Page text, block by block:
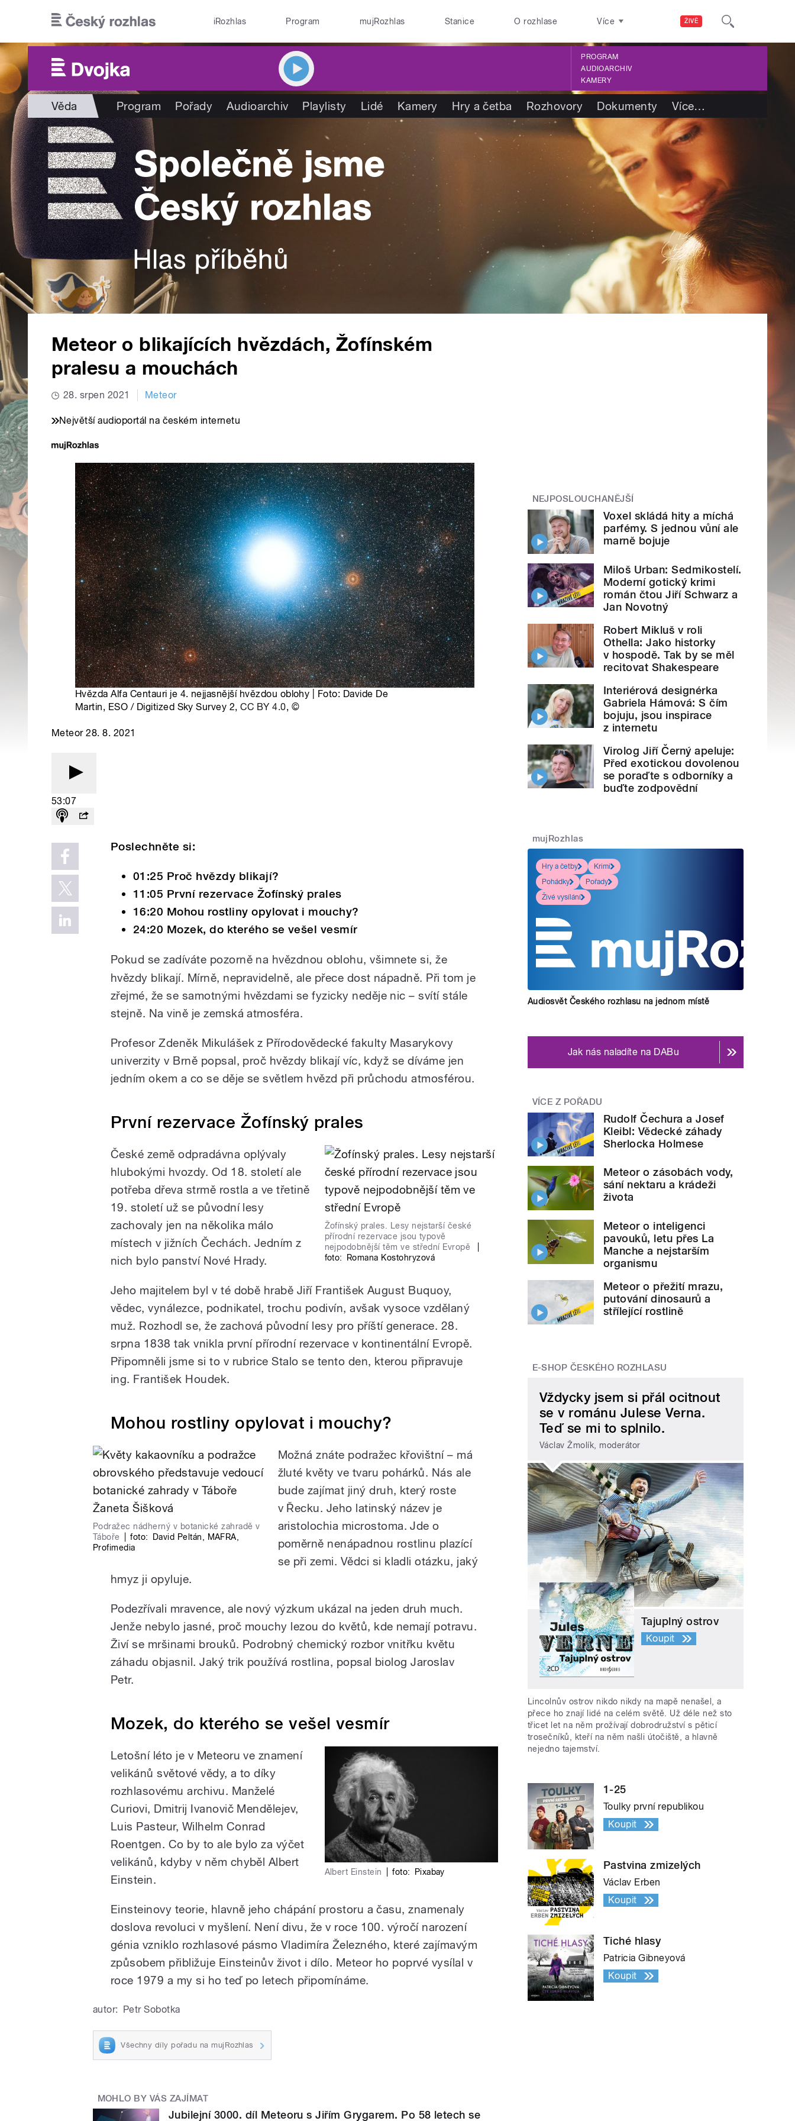
ŽIVĚ
iRozhlas Program mujRozhlas Stanice O rozhlase Více
PROGRAM
AUDIOARCHIV
KAMERY
Věda Program Pořady Audioarchiv Playlisty Lidé Kamery Hry a četba Rozhovory Dokumenty Více…
Meteor o blikajících hvězdách, Žofínském
pralesu a mouchách
28. srpen 2021 Meteor
Největší audioportál na českém internetu
Hvězda Alfa Centauri je 4. nejjasnější hvězdou oblohy | Foto: Davide De
Martin, ESO / Digitized Sky Survey 2,CC BY 4.0, ©
Meteor 28. 8. 2021
53:07
Poslechněte si:
01:25 Proč hvězdy blikají?
11:05 První rezervace Žofínský prales
16:20 Mohou rostliny opylovat i mouchy?
24:20 Mozek, do kterého se vešel vesmír
Pokud se zadíváte pozorně na hvězdnou oblohu, všimnete si, že
hvězdy blikají. Mírně, nepravidelně, ale přece dost nápadně. Při tom je
zřejmé, že se samotnými hvězdami se fyzicky neděje nic – svítí stále
stejně. Na vině je zemská atmosféra.
Profesor Zdeněk Mikulášek z Přírodovědecké fakulty Masarykovy
univerzity v Brně popsal, proč hvězdy blikají víc, když se díváme jen
jedním okem a co se děje se světlem hvězd při průchodu atmosférou.
První rezervace Žofínský prales
Žofínský prales. Lesy nejstarší české
přírodní rezervace jsou typově
nejpodobnější těm ve střední Evropě
foto:
Romana Kostohryzová
České země odpradávna oplývaly
hlubokými hvozdy. Od 18. století ale
potřeba dřeva strmě rostla a ve třetině
19. století už se původní lesy
zachovaly jen na několika málo
místech v jižních Čechách. Jedním z
nich bylo panství Nové Hrady.
Jeho majitelem byl v té době hrabě Jiří František August Buquoy,
vědec, vynálezce, podnikatel, trochu podivín, avšak vysoce vzdělaný
muž. Rozhodl se, že zachová původní lesy pro příští generace. 28.
srpna 1838 tak vnikla první přírodní rezervace v kontinentální Evropě.
Připomněli jsme si to v rubrice Stalo se tento den, kterou připravuje
ing. František Houdek.
Mohou rostliny opylovat i mouchy?
Podražec nádherný v botanické zahradě v
Táboře
foto: David Peltán, MAFRA,
Profimedia
Možná znáte podražec křovištní– má
žluté květy ve tvaru pohárků. Nás ale
bude zajímat jiný druh, který roste
v Řecku. Jeho latinský název je
aristolochia microstoma. Jde o
poměrně nenápadnou rostlinu plazící
se při zemi. Vědci si kladli otázku, jaký
hmyz ji opyluje.
Podezřívali mravence, ale nový výzkum ukázal na jeden druh much.
Jenže nebylo jasné, proč mouchy lezou do květů, kde nemají potravu.
Živí se mršinami brouků. Podrobný chemický rozbor vnitřku květu
záhadu objasnil. Jaký trik používá rostlina, popsal biolog Jaroslav
Petr.
Mozek, do kterého se vešel vesmír
Albert Einstein foto: Pixabay
Letošní léto je v Meteoru ve znamení
velikánů světové vědy, a to díky
rozhlasovému archivu. Manželé
Curiovi, Dmitrij Ivanovič Mendělejev,
Luis Pasteur, Wilhelm Conrad
Roentgen. Co by to ale bylo za výčet
velikánů, kdyby v něm chyběl Albert
Einstein.
Einsteinovy teorie, hlavně jeho chápání prostoru a času, znamenaly
doslova revoluci v myšlení. Není divu, že v roce 100. výročí narození
génia vzniklo rozhlasové pásmo Vladimíra Železného, které zajímavým
způsobem přibližuje Einsteinův život i dílo. Meteor ho poprvé vysílal v
roce 1979 a my si ho teď po letech připomínáme.
autor: Petr Sobotka
Všechny díly pořadu na mujRozhlas
MOHLO BY VÁS ZAJÍMAT
Jubilejní 3000. díl Meteoru s Jiřím Grygarem. Po 58 letech se
NEJPOSLOUCHANĚJŠÍ
Voxel skládá hity a míchá
parfémy. S jednou vůní ale
marně bojuje
Miloš Urban: Sedmikostelí.
Moderní gotický krimi
román čtou Jiří Schwarz a
Jan Novotný
Robert Mikluš v roli
Othella: Jako historky
v hospodě. Tak by se měl
recitovat Shakespeare
Interiérová designérka
Gabriela Hámová: S čím
bojuju, jsou inspirace
z internetu
Virolog Jiří Černý apeluje:
Před exotickou dovolenou
se poraďte s odborníky a
buďte zodpovědní
mujRozhlas
Hry a četby
Krimi
Pohádky
Pořady
Živé vysílání
Audiosvět Českého rozhlasu na jednom místě
Jak nás naladíte na DABu
VÍCE Z POŘADU
Rudolf Čechura a Josef
Kleibl: Vědecké záhady
Sherlocka Holmese
Meteor o zásobách vody,
sání nektaru a krádeži
života
Meteor o inteligenci
pavouků, letu přes La
Manche a nejstarším
organismu
Meteor o přežití mrazu,
putování dinosaurů a
střílející rostlině
E-SHOP ČESKÉHO ROZHLASU
Vždycky jsem si přál ocitnout
se v románu Julese Verna.
Teď se mi to splnilo.
Václav Žmolík, moderátor
Tajuplný ostrov
Koupit
Lincolnův ostrov nikdo nikdy na mapě nenašel, a
přece ho znají lidé na celém světě. Už déle než sto
třicet let na něm prožívají dobrodružství s pěticí
trosečníků, kteří na něm našli útočiště, a hlavně
nejedno tajemství.
1-25
Toulky první republikou
Koupit
Pastvina zmizelých
Václav Erben
Koupit
Tiché hlasy
Patricia Gibneyová
Koupit